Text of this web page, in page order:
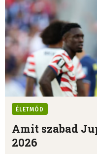
ÉLETMÓD
Amit szabad
2026